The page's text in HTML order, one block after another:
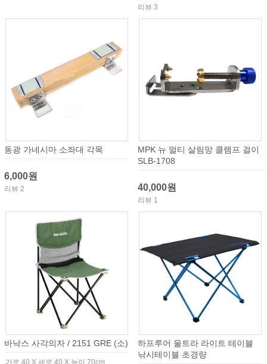
리뷰 3
동광 가네시마 소좌대 각목
6,000원
리뷰 2
MPK 뉴 멀티 살림망 클램프 걸이
SLB-1708
40,000원
리뷰 1
바낙스 사각의자 / 2151 GRE (소)
가로 40 X 세로 40 X 높이 70cm
하프루어 울트라 라이트 테이블
낚시테이블 초경량